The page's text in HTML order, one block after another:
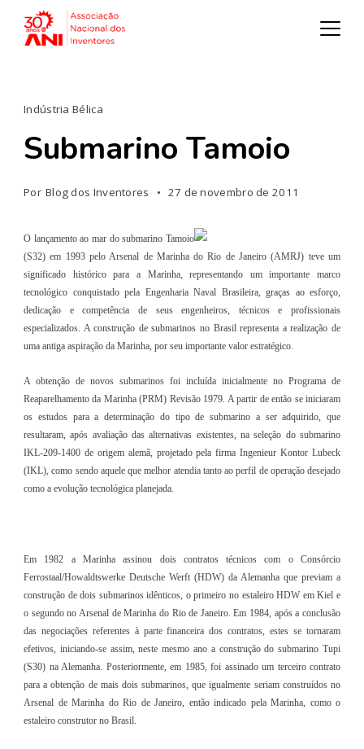
Indústria Bélica
Submarino Tamoio
Por Blog dos Inventores 27 de novembro de 2011
O lançamento ao mar do submarino Tamoio
(S32) em 1993 pelo Arsenal de Marinha do Rio de Janeiro (AMRJ) teve um
significado histórico para a Marinha, representando um importante marco
tecnológico conquistado pela Engenharia Naval Brasileira, graças ao esforço,
dedicação e competência de seus engenheiros, técnicos e profissionais
especializados. A construção de submarinos no Brasil representa a realização de
uma antiga aspiração da Marinha, por seu importante valor estratégico.
A obtenção de novos submarinos foi incluída inicialmente no Programa de
Reaparelhamento da Marinha (PRM) Revisão 1979. A partir de então se iniciaram
os estudos para a determinação do tipo de submarino a ser adquirido, que
resultaram, após avaliação das alternativas existentes, na seleção do submarino
IKL-209-1400 de origem alemã, projetado pela firma Ingenieur Kontor Lubeck
(IKL), como sendo aquele que melhor atendia tanto ao perfil de operação desejado
como a evolução tecnológica planejada.
Em 1982 a Marinha assinou dois contratos técnicos com o Consórcio
Ferrostaal/Howaldtswerke Deutsche Werft (HDW) da Alemanha que previam a
construção de dois submarinos idênticos, o primeiro no estaleiro HDW em Kiel e
o segundo no Arsenal de Marinha do Rio de Janeiro. Em 1984, após a conclusão
das negociações referentes à parte financeira dos contratos, estes se tornaram
efetivos, iniciando-se assim, neste mesmo ano a construção do submarino Tupi
(S30) na Alemanha. Posteriormente, em 1985, foi assinado um terceiro contrato
para a obtenção de mais dois submarinos, que igualmente seriam construídos no
Arsenal de Marinha do Rio de Janeiro, então indicado pela Marinha, como o
estaleiro construtor no Brasil.